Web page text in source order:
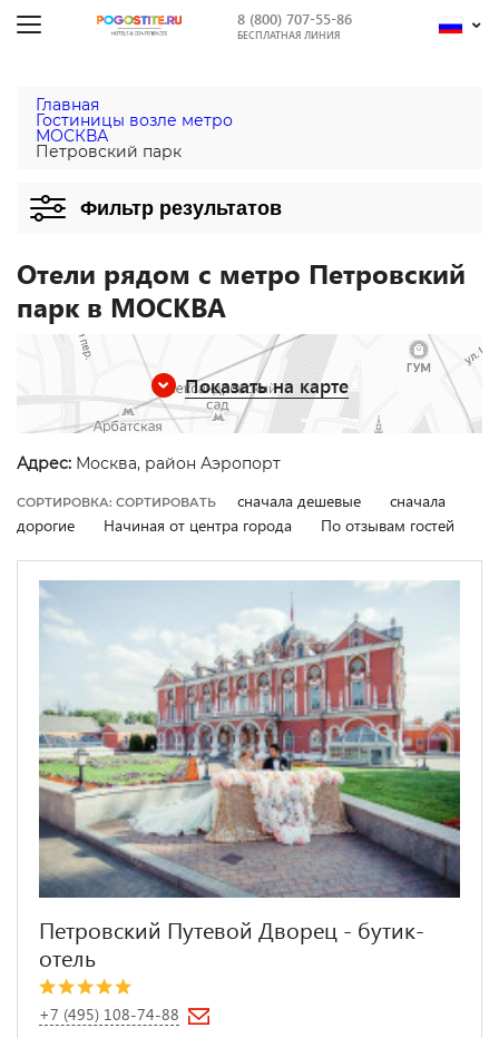
8 (800) 707-55-86
БЕСПЛАТНАЯ ЛИНИЯ
Главная
Гостиницы возле метро
МОСКВА
Петровский парк
Фильтр результатов
Отели рядом с метро Петровский
парк в МОСКВА
Показать на карте
Адрес: Москва, район Аэропорт
СОРТИРОВКА: СОРТИРОВАТЬ сначала дешевые
сначала
дорогие
Начиная от центра города По отзывам гостей
Петровский Путевой Дворец - бутик-
отель
+7 (495) 108-74-88